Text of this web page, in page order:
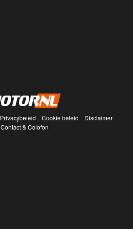
Privacybeleid Cookie beleid
Disclaimer
Contact & Colofon